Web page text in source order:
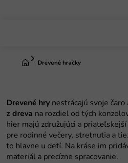
DomovDrevené hračky
Drevené hry nestrácajú svoje
z dreva na rozdiel od tých
hier majú združujúci a
pre rodinné večery, stretnutia a
to hlavne u detí. Na kráse im
materiál a precízne spracovanie.